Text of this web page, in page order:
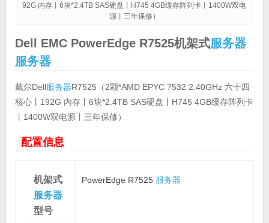
92G 内存丨6块*2.4TB SAS硬盘丨H745 4GB缓存阵列卡丨1400W双电
源丨三年保修）
Dell EMC PowerEdge R7525机架式服务器
服务器
戴尔Dell服务器R7525（2颗*AMD EPYC 7532 2.40GHz 六十四
核心丨192G 内存丨6块*2.4TB SAS硬盘丨H745 4GB缓存阵列卡
丨1400W双电源丨三年保修）
配置信息
机架式
服务器
型号
PowerEdge R7525 服务器